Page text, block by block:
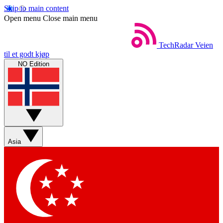
Skip to main content
Open menu Close main menu
TechRadar Veien
til et godt kjøp
NO Edition
Asia